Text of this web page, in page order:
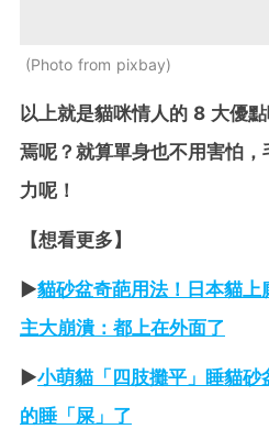
Photo from pixbay
以上就是貓咪情人的 8 大優
焉呢？就算單身也不用害怕
力呢！
【想看更多】
►貓砂盆奇葩用法！日本貓上
主大崩潰：都上在外面了
►小萌貓「四肢攤平」睡貓
的睡「屎」了